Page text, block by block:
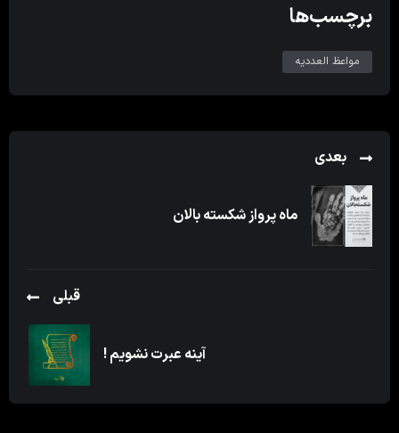
برچسب‌ها
مواعظ العددیه
بعدی
ماه پرواز شکسته بالان
قبلی
آینه عبرت نشویم !